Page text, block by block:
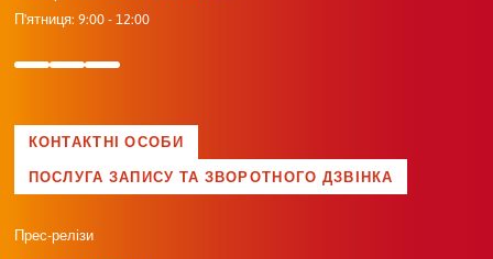
П'ятниця: 9:00 - 12:00
КОНТАКТНІ ОСОБИ
ПОСЛУГА ЗАПИСУ ТА ЗВОРОТНОГО ДЗВІНКА
Прес-релізи